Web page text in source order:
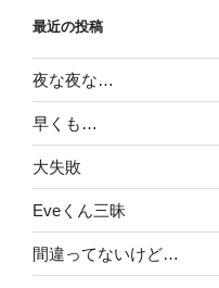
最近の投稿
夜な夜な…
早くも…
大失敗
Eveくん三昧
間違ってないけど…